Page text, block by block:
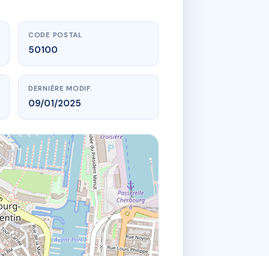
CODE POSTAL
50100
DERNIÈRE MODIF.
09/01/2025